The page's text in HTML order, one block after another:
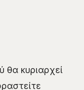
θα κυριαρχεί